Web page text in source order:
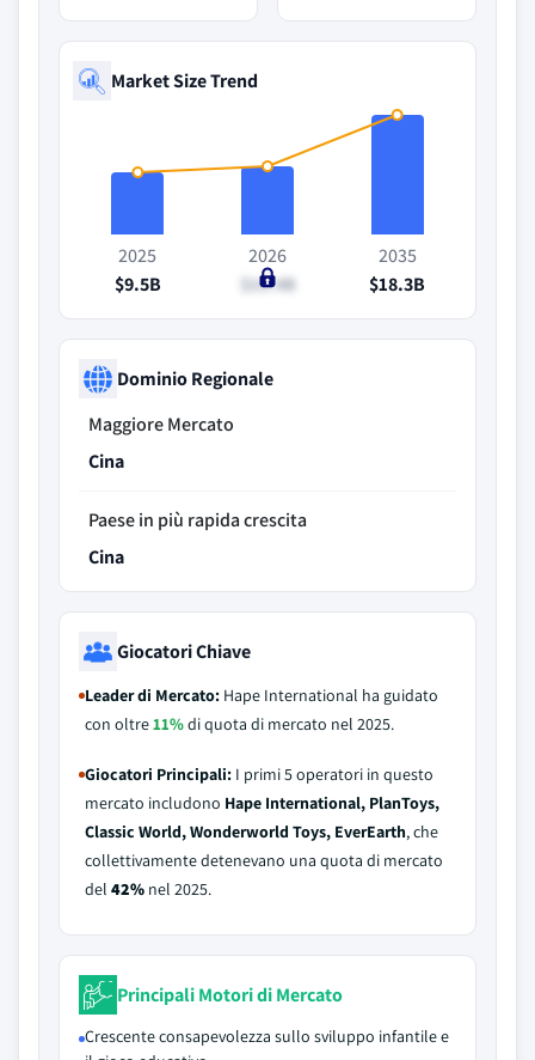
Market Size Trend
2025
$9.5B
2026
$10.4B
2035
$18.3B
Dominio Regionale
Maggiore Mercato
Cina
Paese in più rapida crescita
Cina
Giocatori Chiave
Leader di Mercato: Hape International ha guidato
con oltre11%di quota di mercato nel 2025.
Giocatori Principali: I primi 5 operatori in questo
mercato includono Hape International, PlanToys,
Classic World, Wonderworld Toys, EverEarth, che
collettivamente detenevano una quota di mercato
del 42% nel 2025.
Principali Motori di Mercato
Crescente consapevolezza sullo sviluppo infantile e